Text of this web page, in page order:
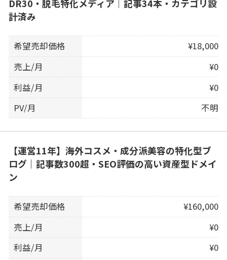
DR30・脱毛特化メディア｜記事34本・カテゴリ設
計済み
希望売却価格
¥18,000
売上/月
¥0
利益/月
¥0
PV/月
不明
【運営11年】海外コスメ・成分派美容の特化型ブ
ログ｜記事数300超・SEO評価の高い資産型ドメイ
ン
希望売却価格
¥160,000
売上/月
¥0
利益/月
¥0